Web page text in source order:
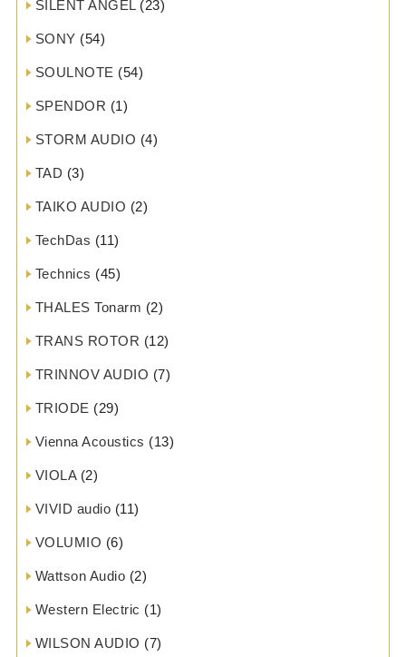
SILENT ANGEL(23)
SONY (54)
SOULNOTE (54)
SPENDOR (1)
STORM AUDIO (4)
TAD (3)
TAIKO AUDIO (2)
TechDas (11)
Technics (45)
THALES Tonarm (2)
TRANS ROTOR (12)
TRINNOV AUDIO (7)
TRIODE (29)
Vienna Acoustics (13)
VIOLA(2)
VIVID audio (11)
VOLUMIO (6)
Wattson Audio (2)
Western Electric (1)
WILSON AUDIO (7)